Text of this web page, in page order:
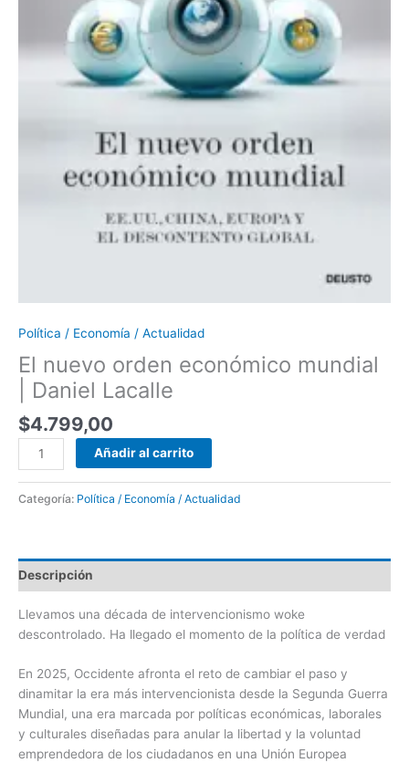
Política / Economía / Actualidad
El nuevo orden económico mundial
| Daniel Lacalle
$4.799,00
Añadir al carrito
Categoría: Política / Economía / Actualidad
Descripción
Llevamos una década de intervencionismo woke
descontrolado. Ha llegado el momento de la política de verdad
En 2025, Occidente afronta el reto de cambiar el paso y
dinamitar la era más intervencionista desde la Segunda Guerra
Mundial, una era marcada por políticas económicas, laborales
y culturales diseñadas para anular la libertad y la voluntad
emprendedora de los ciudadanos en una Unión Europea